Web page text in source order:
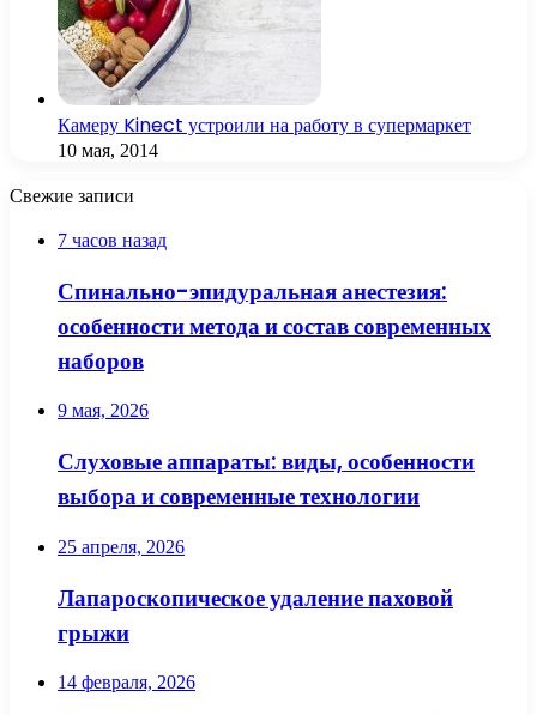
Камеру Kinect устроили на работу в супермаркет
10 мая, 2014
Свежие записи
7 часов назад
Спинально-эпидуральная анестезия:
особенности метода и состав современных
наборов
9 мая, 2026
Слуховые аппараты: виды, особенности
выбора и современные технологии
25 апреля, 2026
Лапароскопическое удаление паховой
грыжи
14 февраля, 2026